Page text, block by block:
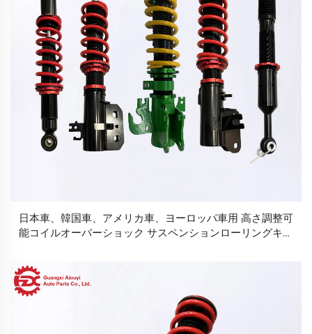
日本車、韓国車、アメリカ車、ヨーロッパ車用 高さ調整可
能コイルオーバーショック サスペンションローリングキッ